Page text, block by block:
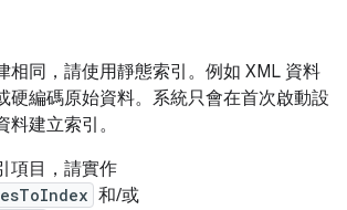
相同，請使用靜態索引。例如 XML 資料
硬編碼原始資料。系統只會在首次啟動設
建立索引。
項目，請實作
和/或